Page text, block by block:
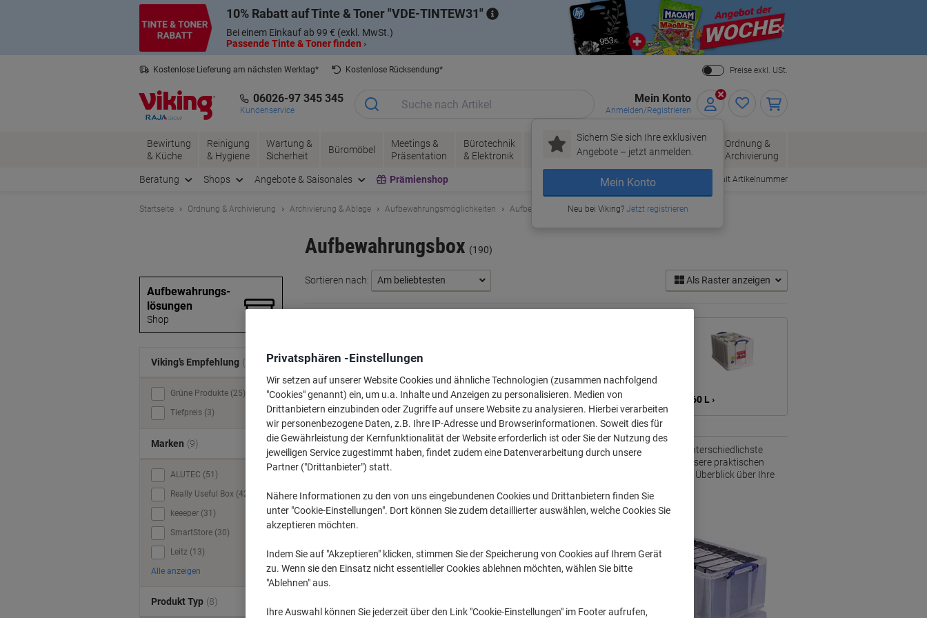
10% Rabatt auf Tinte & Toner VDE-TINTEW31
Bei einem Einkauf ab 99 € (exkl. MwSt.)
Passende Tinte & Toner finden ›
Close
Kostenlose Lieferung am nächsten Werktag*
Kostenlose Rücksendung*
Preise exkl. USt.
06026-97 345 345
Kundenservice
Mein Konto
Anmelden/Registrieren
Sichern Sie sich Ihre exklusiven
Angebote – jetzt anmelden.
Mein Konto
Neu bei Viking?Jetzt registrieren
Bewirtung
& Küche
Reinigung
& Hygiene
Wartung &
Sicherheit
Büromöbel
Meetings &
Präsentation
Bürotechnik
& Elektronik
Tinte &
Toner
Papier, Versand
& Pakete
Bürobedarf
Ordnung &
Archivierung
Beratung Shops Angebote & Saisonales Prämienshop Bestellen mit Artikelnummer
Startseite Ordnung & Archivierung Archivierung & Ablage Aufbewahrungsmöglichkeiten Aufbewahrungsbox
Aufbewahrungsbox (190)
Sortieren nach: Als Raster anzeigen
< 10 L › 10 L - 30 L › 32 L - 60 L › > 60 L ›
Sie sorgen gerne für Ordnung im Büro oder zuhause? Unser breites Sortiment bietet Ihnen unterschiedlichste
Lösungen für die Aufbewahrung Ihrer Ordner, Akten, Materialien und mehr. Entdecken Sie unsere praktischen
Aufbewahrungsboxen in verschiedenen Farben und Formen und verlieren Sie nie wieder den Überblick über Ihre
Viking’s Empfehlung (2)
Grüne Produkte (25)
Tiefpreis (3)
Marken (9)
ALUTEC (51)
Really Useful Box (42)
keeeper (31)
SmartStore (30)
Leitz (13)
Alle anzeigen
Produkt Typ (8)
Aufbewahrungs-
lösungen
Shop
Privatsphären -Einstellungen
Wir setzen auf unserer Website Cookies und ähnliche Technologien (zusammen nachfolgend
"Cookies" genannt) ein, um u.a. Inhalte und Anzeigen zu personalisieren. Medien von
Drittanbietern einzubinden oder Zugriffe auf unsere Website zu analysieren. Hierbei verarbeiten
wir personenbezogene Daten, z.B. Ihre IP-Adresse und Browserinformationen. Soweit dies für
die Gewährleistung der Kernfunktionalität der Website erforderlich ist oder Sie der Nutzung des
jeweiligen Service zugestimmt haben, findet zudem eine Datenverarbeitung durch unsere
Partner ("Drittanbieter") statt.
Nähere Informationen zu den von uns eingebundenen Cookies und Drittanbietern finden Sie
unter "Cookie-Einstellungen". Dort können Sie zudem detaillierter auswählen, welche Cookies Sie
akzeptieren möchten.
Indem Sie auf "Akzeptieren" klicken, stimmen Sie der Speicherung von Cookies auf Ihrem Gerät
zu. Wenn sie den Einsatz nicht essentieller Cookies ablehnen möchten, wählen Sie bitte
"Ablehnen" aus.
Ihre Auswahl können Sie jederzeit über den Link "Cookie-Einstellungen" im Footer aufrufen,